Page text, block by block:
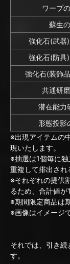
ワープ
蘇生
強化石(武器
強化石(防具
強化石(装飾
共通研
潜在能力
形態投影
※出現アイテムの
現いたします。
※抽選は1個毎に
重複して排出され
※それぞれの提供
るため、合計値が
※期間限定商品は
※画像はイメージで
それでは、引き続
す。